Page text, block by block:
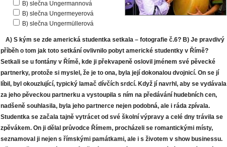
B) slečna Ungermannová
B) slečna Ungermeyerová
B) slečna Ungermüllerová
A) S kým se zde americká studentka setkala – fotografie č.6? B) Je pravdivý
příběh o tom jak toto setkání ovlivnilo pobyt americké studentky v Římě?
Setkali se u fontány v Římě, kde ji překvapeně oslovil jménem své pěvecké
partnerky, protože si myslel, že je to ona, byla její dokonalou dvojnicí. On se jí
líbil, byl okouzlující, typický lamač dívčích srdcí. Když jí navrhl, aby se vydávala
za jeho pěveckou partnerku a vystoupila s ním na předávání hudebních cen,
nadšeně souhlasila, byla jeho partnerce nejen podobná, ale i ráda zpívala.
Studentka se začala tajně vytrácet od své školní výpravy a celé dny trávila se
zpěvákem. On ji dělal průvodce Římem, procházeli se romantickými místy,
seznamoval ji nejen s římskými památkami, ale i s životem v show businessu.